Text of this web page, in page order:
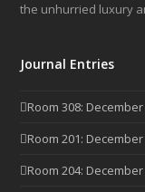
the unhurried luxury
Journal Entries
Room 308: December
Room 201: December
Room 204: December